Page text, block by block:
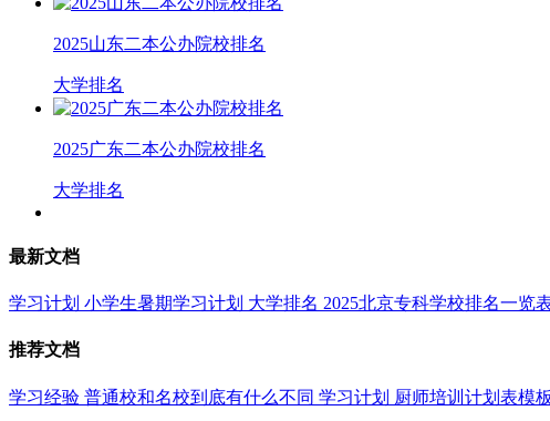
2025山东二本公办院校排名
大学排名
2025广东二本公办院校排名
大学排名
最新文档
学习计划 小学生暑期学习计划 大学排名 2025北京专科学校排名一览
推荐文档
学习经验 普通校和名校到底有什么不同 学习计划 厨师培训计划表模板